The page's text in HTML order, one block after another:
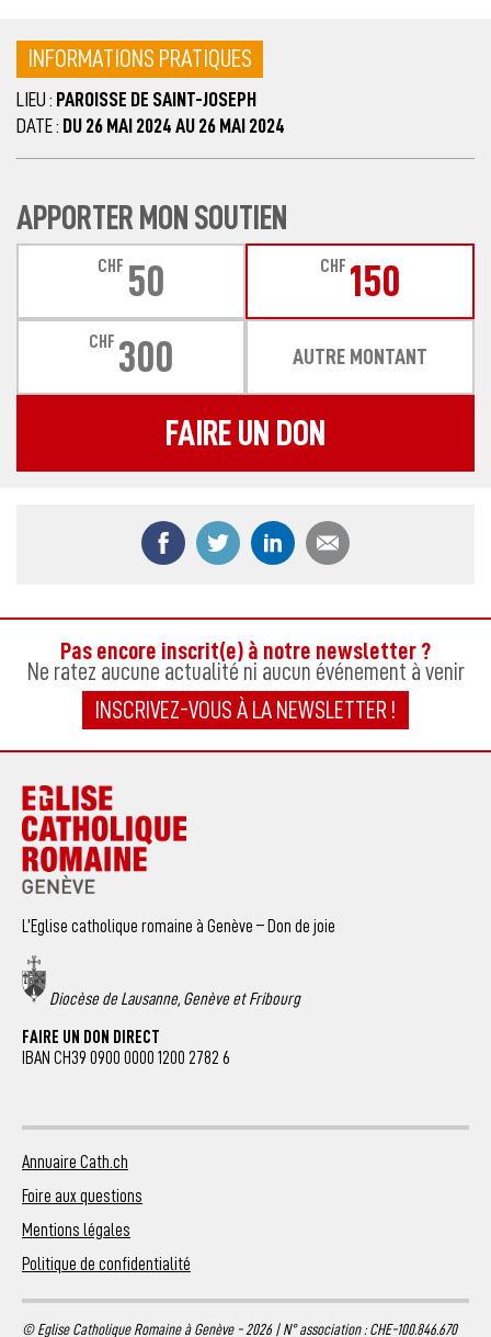
INFORMATIONS PRATIQUES
LIEU : PAROISSE DE SAINT-JOSEPH
DATE : DU 26 MAI 2024 AU 26 MAI 2024
APPORTER MON SOUTIEN
CHF 50 CHF 150
CHF 300 AUTRE MONTANT
FAIRE UN DON
Partager ce contenu sur Facebook
Partager ce contenu sur Twitter
Partager ce contenu
Pas encore inscrit(e) à notre newsletter ?
Ne ratez aucune actualité ni aucun événement à venir
INSCRIVEZ-VOUS À LA NEWSLETTER !
L’Eglise catholique romaine à Genève – Don de joie
Diocèse de Lausanne, Genève et Fribourg
FAIRE UN DON DIRECT
IBAN CH39 0900 0000 1200 2782 6
Annuaire Cath.ch
Foire aux questions
Mentions légales
Politique de confidentialité
© Eglise Catholique Romaine à Genève - 2026 | N° association : CHE-100.846.670